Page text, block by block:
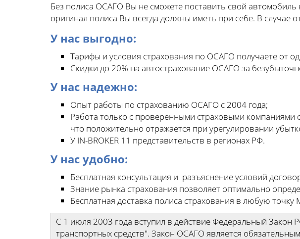
Без полиса ОСАГО Вы не сможете поставить свой
оригинал полиса Вы всегда должны иметь при себе. В
У нас выгодно:
Тарифы и условия страхования по ОСАГО получаете от
Скидки до 20% на автострахование ОСАГО за
У нас надежно:
Опыт работы по страхованию ОСАГО с 2004 года;
Работа только с проверенными страховыми
что положительно отражается при урегулировании
У IN-BROKER 11 представительств в регионах РФ.
У нас удобно:
Бесплатная консультация и разъяснение условий
Знание рынка страхования позволяет оптимально
Бесплатная доставка полиса страхования в любую точку
С 1 июля 2003 года вступил в действие Федеральный Закон
транспортных средств". Закон ОСАГО является